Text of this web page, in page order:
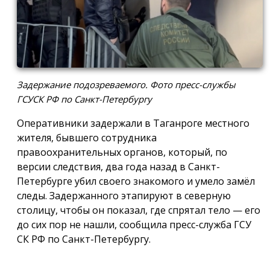
Задержание подозреваемого. Фото пресс-службы
ГСУСК РФ по Санкт-Петербургу
Оперативники задержали в Таганроге местного
жителя, бывшего сотрудника
правоохранительных органов, который, по
версии следствия, два года назад в Санкт-
Петербурге убил своего знакомого и умело замёл
следы. Задержанного этапируют в северную
столицу, чтобы он показал, где спрятал тело — его
до сих пор не нашли, сообщила пресс-служба ГСУ
СК РФ по Санкт-Петербургу.